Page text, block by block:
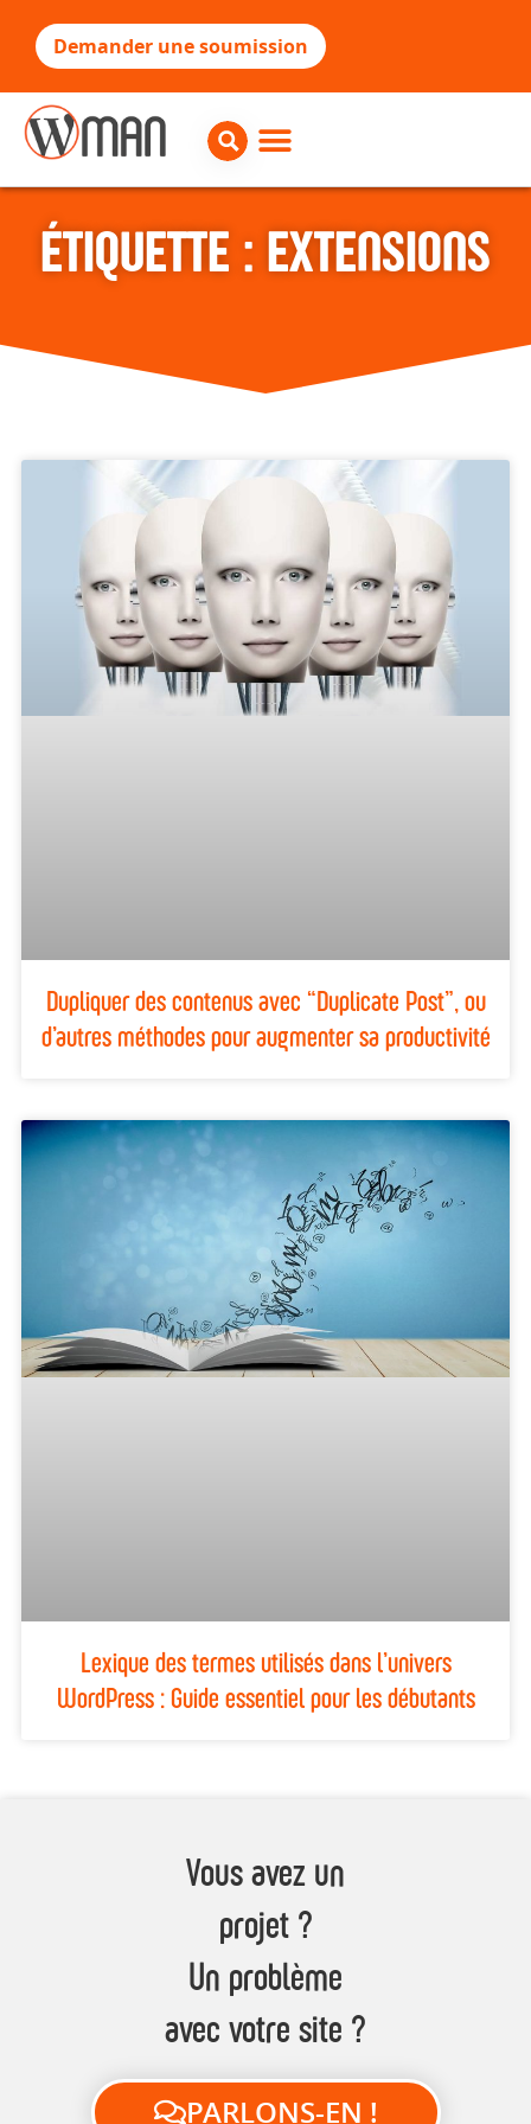
Demander une soumission
ÉTIQUETTE : EXTENSIONS
Dupliquer des contenus avec “Duplicate Post”, ou
d’autres méthodes pour augmenter sa productivité
Lexique des termes utilisés dans l’univers
WordPress : Guide essentiel pour les débutants
Vous avez un
projet ?
Un problème
avec votre site ?
PARLONS-EN !